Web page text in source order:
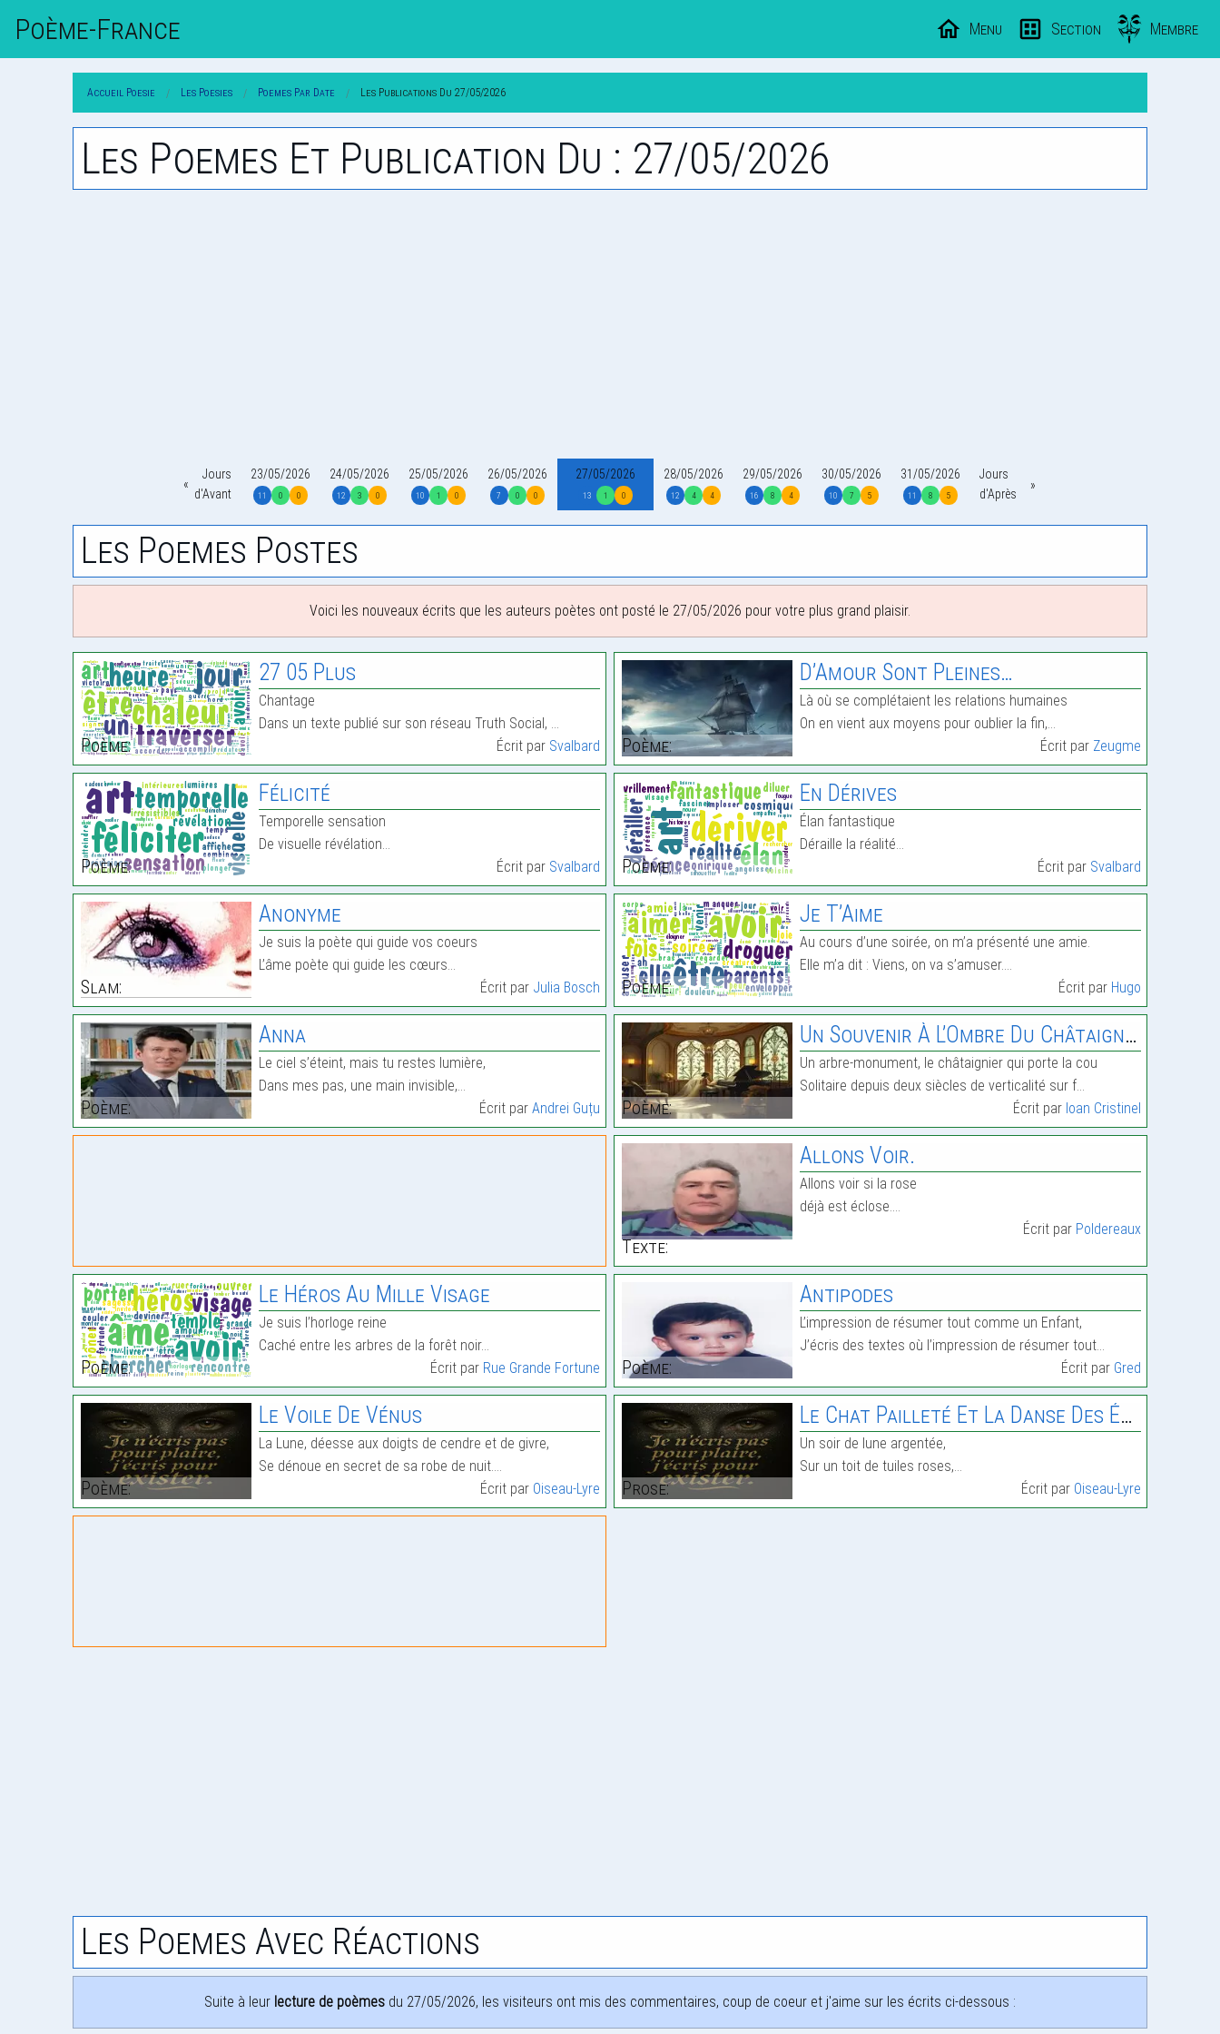
Poème-FrAnce Menu Section Membre
Accueil Poesie Les Poesies Poemes Par Date Les Publications Du 27/05/2026
Les Poemes Et Publication Du : 27/05/2026
Jours
d'Avant
23/05/2026
11 0 0
24/05/2026
12 3 0
25/05/2026
10 1 0
26/05/2026
7 0 0
27/05/2026
13 1 0
28/05/2026
12 4 4
29/05/2026
16 8 4
30/05/2026
10 7 5
31/05/2026
11 8 5
Jours
d'Après
Les Poemes Postes
Voici les nouveaux écrits que les auteurs poètes ont posté le 27/05/2026 pour votre plus grand plaisir.
Poème:
27 05 Plus
Chantage
Dans un texte publié sur son réseau Truth Social, …
Écrit par Svalbard Poème:
D’Amour Sont Pleines…
Là où se complétaient les relations humaines
On en vient aux moyens pour oublier la fin,…
Écrit par Zeugme
Poème:
Félicité
Temporelle sensation
De visuelle révélation…
Écrit par Svalbard Poème:
En Dérives
Élan fantastique
Déraille la réalité…
Écrit par Svalbard
Slam:
Anonyme
Je suis la poète qui guide vos coeurs
L’âme poète qui guide les cœurs…
Écrit par Julia Bosch Poème:
Je T’Aime
Au cours d’une soirée, on m’a présenté une amie.
Elle m’a dit : Viens, on va s’amuser.…
Écrit par Hugo
Poème:
Anna
Le ciel s’éteint, mais tu restes lumière,
Dans mes pas, une main invisible,…
Écrit parAndrei Guțu Poème:
Un Souvenir À L’Ombre Du Châtaignier Séculaire
Un arbre-monument, le châtaignier qui porte la cou
Solitaire depuis deux siècles de verticalité sur f…
Écrit par Ioan Cristinel
Texte:
Allons Voir.
Allons voir si la rose
déjà est éclose.…
Écrit par Poldereaux
Poème:
Le Héros Au Mille Visage
Je suis l’horloge reine
Caché entre les arbres de la forêt noir…
Écrit par Rue Grande Fortune Poème:
Antipodes
L’impression de résumer tout comme un Enfant,
J’écris des textes où l’impression de résumer tout…
Écrit par Gred
Poème:
Le Voile De Vénus
La Lune, déesse aux doigts de cendre et de givre,
Se dénoue en secret de sa robe de nuit.…
Écrit par Oiseau-Lyre Prose:
Le Chat Pailleté Et La Danse Des Étoiles
Un soir de lune argentée,
Sur un toit de tuiles roses,…
Écrit par Oiseau-Lyre
Les Poemes Avec Réactions
Suite à leur lecture de poèmes du 27/05/2026, les visiteurs ont mis des commentaires, coup de coeur et j'aime sur les écrits ci-dessous :